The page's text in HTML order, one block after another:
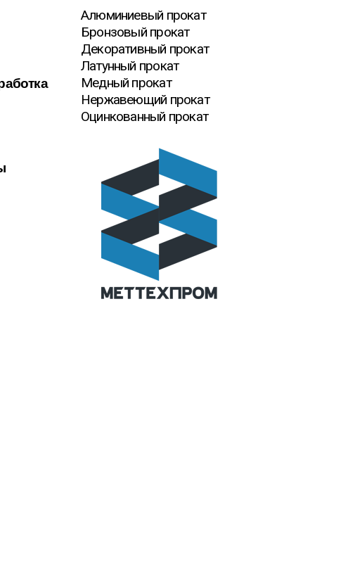
Алюминиевый прокат
Бронзовый прокат
Декоративный прокат
Латунный прокат
Медный прокат
Нержавеющий прокат
Оцинкованный прокат